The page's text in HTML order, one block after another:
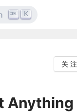
K
关 注
Anything